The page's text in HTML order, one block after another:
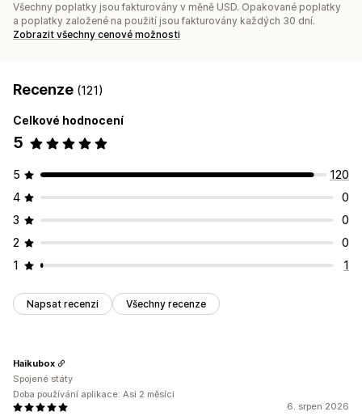
Všechny poplatky jsou fakturovány v měně USD. Opakované poplatky
a poplatky založené na použití jsou fakturovány každých 30 dní.
Zobrazit všechny cenové možnosti
Recenze (121)
Celkové hodnocení
5
5
120
4
0
3
0
2
0
1
1
Napsat recenzi Všechny recenze
6. srpen 2026
Haikubox
Spojené státy
Doba používání aplikace: Asi 2 měsíci